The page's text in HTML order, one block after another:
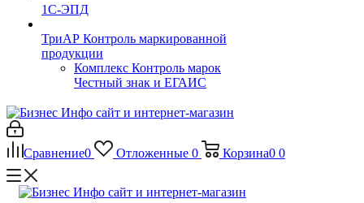
1С-ЭПД
ТриАР Контроль маркированной
продукции
Комплекс Контроль марок
Честный знак и ЕГАИС
Сравнение0 Отложенные 0 Корзина0 0